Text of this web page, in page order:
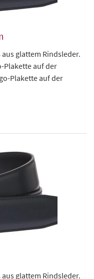
glattem Rindsleder.
Plakette auf der
Plakette auf der
glattem Rindsleder.